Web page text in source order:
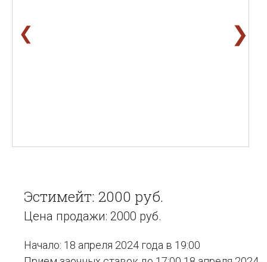
❮ ❯
Эстимейт: 2000 руб.
Цена продажи: 2000 руб.
Начало: 18 апреля 2024 года в 19:00